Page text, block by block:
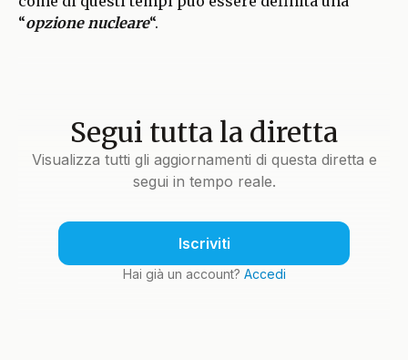
“opzione nucleare“.
Segui tutta la diretta
Visualizza tutti gli aggiornamenti di questa diretta e
segui in tempo reale.
Iscriviti
Hai già un account? Accedi